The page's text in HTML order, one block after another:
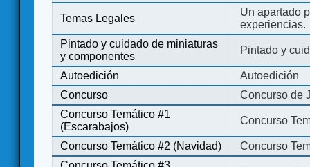
Temas Legales
Un apartado
experiencias.
Pintado y cuidado de miniaturas
y componentes
Pintado y
Autoedición
Autoedición
Concurso
Concurso de
Concurso Temático #1
(Escarabajos)
Concurso
Concurso Temático #2 (Navidad)
Concurso